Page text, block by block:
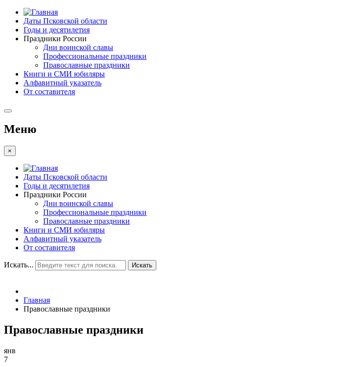
Даты Псковской области
Годы и десятилетия
Праздники России
Дни воинской славы
Профессиональные праздники
Православные праздники
Книги и СМИ юбиляры
Алфавитный указатель
От составителя
Меню
×
Даты Псковской области
Годы и десятилетия
Праздники России
Дни воинской славы
Профессиональные праздники
Православные праздники
Книги и СМИ юбиляры
Алфавитный указатель
От составителя
Искать... Искать
Главная
Православные праздники
Православные праздники
янв
7